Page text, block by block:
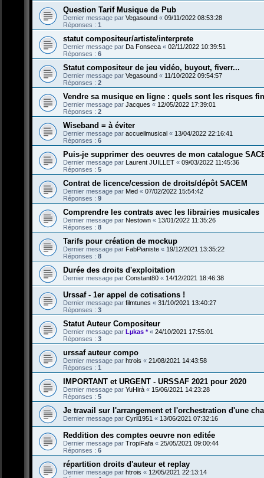
Question Tarif Musique de Pub
Dernier message par Vegasound « 09/11/2022 08:53:28
Réponses : 1
statut compositeur/artiste/interprete
Dernier message par Da Fonseca « 02/11/2022 10:39:51
Réponses : 6
Statut compositeur de jeu vidéo, buyout, fiverr...
Dernier message par Vegasound « 11/10/2022 09:54:57
Réponses : 2
Vendre sa musique en ligne : quels sont les risques
Dernier message par Jacques « 12/05/2022 17:39:01
Réponses : 2
Wiseband = à éviter
Dernier message par accueilmusical « 13/04/2022 22:16:41
Réponses : 6
Puis-je supprimer des oeuvres de mon catalogue
Dernier message par Laurent JUILLET « 09/03/2022 11:45:36
Réponses : 5
Contrat de licence/cession de droits/dépôt SACEM
Dernier message par Med « 07/02/2022 15:54:42
Réponses : 9
Comprendre les contrats avec les librairies musicales
Dernier message par Nestown « 13/01/2022 11:35:26
Réponses : 8
Tarifs pour création de mockup
Dernier message par FabPianiste « 19/12/2021 13:35:22
Réponses : 8
Durée des droits d'exploitation
Dernier message par Constant80 « 14/12/2021 18:46:38
Urssaf - 1er appel de cotisations !
Dernier message par filmtunes « 31/10/2021 13:40:27
Réponses : 3
Statut Auteur Compositeur
Dernier message par Lµkas *« 24/10/2021 17:55:01
Réponses : 3
urssaf auteur compo
Dernier message par htrois « 21/08/2021 14:43:58
Réponses : 1
IMPORTANT et URGENT - URSSAF 2021 pour 2020
Dernier message par YuHirà « 15/06/2021 14:23:28
Réponses : 5
Je travail sur l'arrangement et l'orchestration d'une
Dernier message par Cyril1951 « 13/06/2021 07:32:16
Reddition des comptes oeuvre non editée
Dernier message par TropiFafa « 25/05/2021 09:00:44
Réponses : 6
répartition droits d'auteur et replay
Dernier message par htrois « 12/05/2021 22:13:14